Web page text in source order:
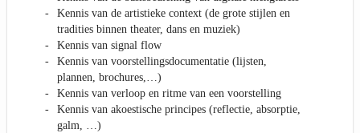
Kennis van de artistieke context (de grote stijlen en
tradities binnen theater, dans en muziek)
Kennis van signal flow
Kennis van voorstellingsdocumentatie (lijsten,
plannen, brochures,…)
Kennis van verloop en ritme van een voorstelling
Kennis van akoestische principes (reflectie, absorptie,
galm, …)